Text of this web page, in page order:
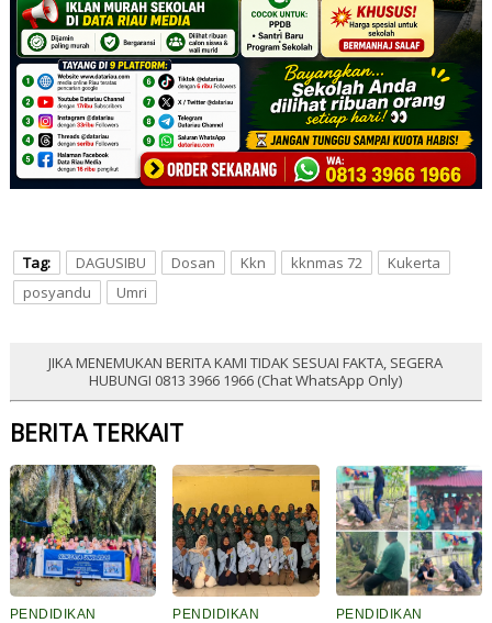
Tag: DAGUSIBU Dosan Kkn kknmas 72
Kukerta
posyandu
Umri
JIKA MENEMUKAN BERITA KAMI TIDAK SESUAI FAKTA, SEGERA
HUBUNGI 0813 3966 1966 (Chat WhatsApp Only)
BERITA TERKAIT
PENDIDIKAN PENDIDIKAN PENDIDIKAN